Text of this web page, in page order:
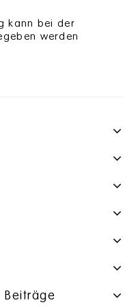
kann bei der
werden
Beiträge